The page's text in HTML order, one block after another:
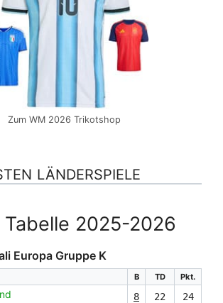
Zum WM 2026 Trikotshop
LÄNDERSPIELE
2025-2026
Europa Gruppe K
B TD Pkt.
8 22 24